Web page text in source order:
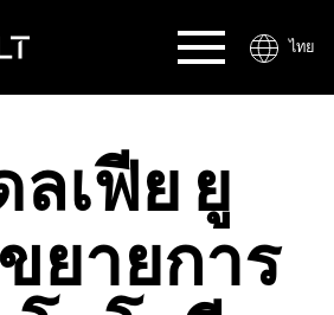
ไทย
ลเฟีย ยู
ยายการ